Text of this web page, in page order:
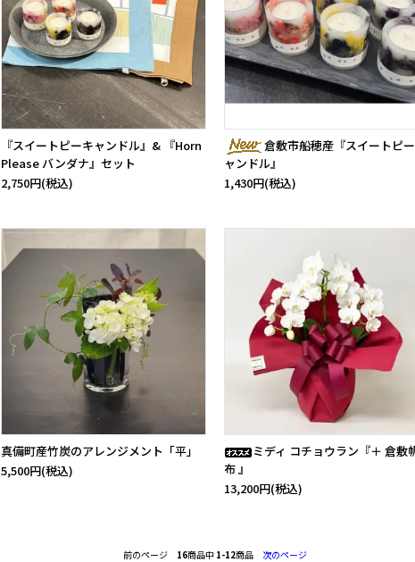
『スイートピーキャンドル』& 『Horn
Please バンダナ』セット
2,750円(税込)
倉敷市船穂産『スイートピ
ャンドル』
1,430円(税込)
真備町産竹炭のアレンジメント「平」
5,500円(税込)
ミディ コチョウラン『＋ 倉敷
布 』
13,200円(税込)
前のページ 16商品中 1-12商品 次のページ